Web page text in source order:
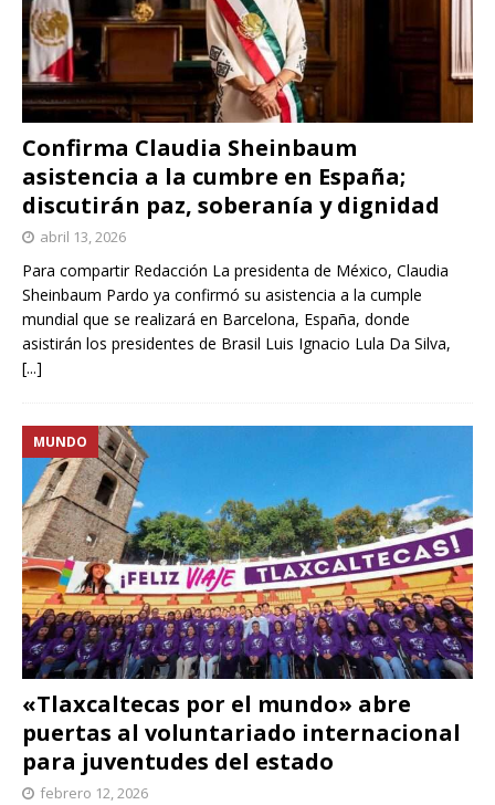
Confirma Claudia Sheinbaum
asistencia a la cumbre en España;
discutirán paz, soberanía y dignidad
abril 13, 2026
Para compartir Redacción La presidenta de México, Claudia
Sheinbaum Pardo ya confirmó su asistencia a la cumple
mundial que se realizará en Barcelona, España, donde
asistirán los presidentes de Brasil Luis Ignacio Lula Da Silva,
[...]
«Tlaxcaltecas por el mundo» abre
puertas al voluntariado internacional
para juventudes del estado
MUNDO
febrero 12, 2026